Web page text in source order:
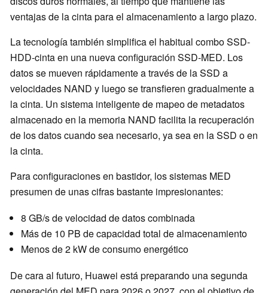
ventajas de la cinta para el almacenamiento a largo plazo.
La tecnología también simplifica el habitual combo SSD-
HDD-cinta en una nueva configuración SSD-MED. Los
datos se mueven rápidamente a través de la SSD a
velocidades NAND y luego se transfieren gradualmente a
la cinta. Un sistema inteligente de mapeo de metadatos
almacenado en la memoria NAND facilita la recuperación
de los datos cuando sea necesario, ya sea en la SSD o en
la cinta.
Para configuraciones en bastidor, los sistemas MED
presumen de unas cifras bastante impresionantes:
8 GB/s de velocidad de datos combinada
Más de 10 PB de capacidad total de almacenamiento
Menos de 2 kW de consumo energético
De cara al futuro, Huawei está preparando una segunda